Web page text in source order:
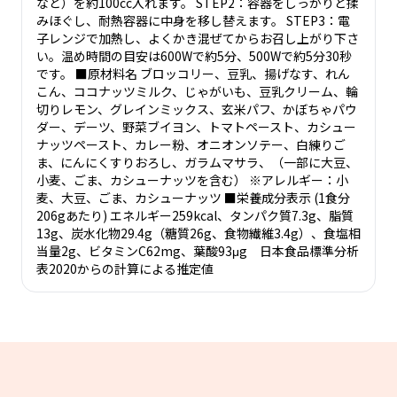
みほぐし、耐熱容器に中身を移し替えます。 STEP3：電
子レンジで加熱し、よくかき混ぜてからお召し上がり下さ
い。温め時間の目安は600Wで約5分、500Wで約5分30秒
です。 ■原材料名 ブロッコリー、豆乳、揚げなす、れん
こん、ココナッツミルク、じゃがいも、豆乳クリーム、輪
切りレモン、グレインミックス、玄米パフ、かぼちゃパウ
ダー、デーツ、野菜ブイヨン、トマトペースト、カシュー
ナッツペースト、カレー粉、オニオンソテー、白練りご
ま、にんにくすりおろし、ガラムマサラ、（一部に大豆、
小麦、ごま、カシューナッツを含む） ※アレルギー：小
麦、大豆、ごま、カシューナッツ ■栄養成分表示 (1食分
206gあたり) エネルギー259kcal、タンパク質7.3g、脂質
13g、炭水化物29.4g（糖質26g、食物繊維3.4g）、食塩相
当量2g、ビタミンC62mg、葉酸93μg 日本食品標準分析
表2020からの計算による推定値